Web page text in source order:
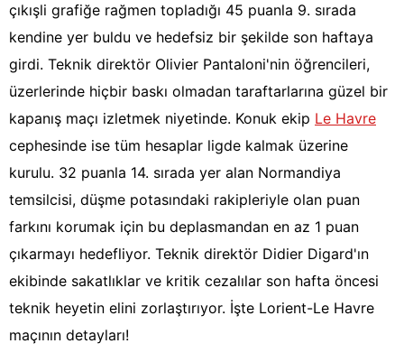
çıkışli grafiğe rağmen topladığı 45 puanla 9. sırada
kendine yer buldu ve hedefsiz bir şekilde son haftaya
girdi. Teknik direktör Olivier Pantaloni'nin öğrencileri,
üzerlerinde hiçbir baskı olmadan taraftarlarına güzel bir
kapanış maçı izletmek niyetinde. Konuk ekip Le Havre
cephesinde ise tüm hesaplar ligde kalmak üzerine
kurulu. 32 puanla 14. sırada yer alan Normandiya
temsilcisi, düşme potasındaki rakipleriyle olan puan
farkını korumak için bu deplasmandan en az 1 puan
çıkarmayı hedefliyor. Teknik direktör Didier Digard'ın
ekibinde sakatlıklar ve kritik cezalılar son hafta öncesi
teknik heyetin elini zorlaştırıyor. İşte Lorient-Le Havre
maçının detayları!